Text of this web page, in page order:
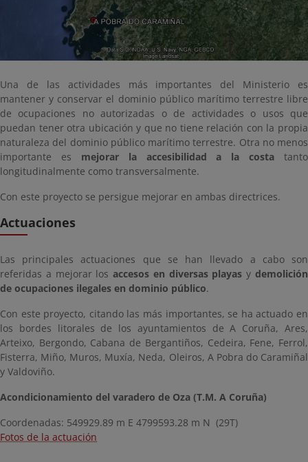
Una de las actividades más importantes del Ministerio es
mantener y conservar el dominio público marítimo terrestre libre
de ocupaciones no autorizadas o de actividades o usos que
puedan tener otra ubicación y que no tiene relación con la propia
naturaleza del dominio público marítimo terrestre. Otra no menos
importante es mejorar la accesibilidad a la costa tanto
longitudinalmente como transversalmente.
Con este proyecto se persigue mejorar en ambas directrices.
Actuaciones
Las principales actuaciones que se han llevado a cabo son
referidas a mejorar losaccesos en diversas playas ydemolición
de ocupaciones ilegales en dominio público.
Con este proyecto, citando las más importantes, se ha actuado en
los bordes litorales de los ayuntamientos de A Coruña, Ares,
Arteixo, Bergondo, Cabana de Bergantiños, Cedeira, Fene, Ferrol,
Fisterra, Miño, Muros, Muxía, Neda, Oleiros, A Pobra do Caramiñal
y Valdoviño.
Acondicionamiento del varadero de Oza (T.M. A Coruña)
Coordenadas: 549929.89 m E 4799593.28 m N (29T)
Fotos de la actuación